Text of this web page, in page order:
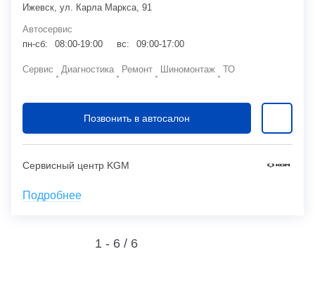
Ижевск, ул. Карла Маркса, 91
Автосервис
пн-сб:
08:00-19:00 вс: 09:00-17:00
Сервис Диагностика Ремонт Шиномонтаж ТО
Позвонить в автосалон
Сервисный центр KGM
Подробнее
1 - 6 / 6